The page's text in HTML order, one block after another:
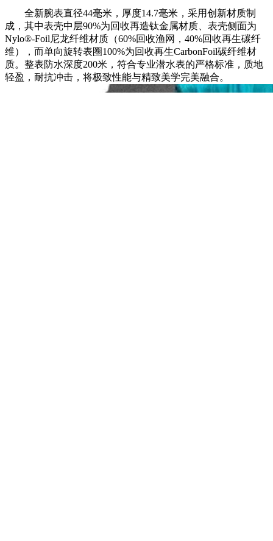
全新腕表直径44毫米，厚度14.7毫米，采用创新材质制
成，其中表壳中层90%为回收再造钛金属材质、表壳侧面为
Nylo®-Foil尼龙纤维材质（60%回收渔网，40%回收再生碳纤
维），而单向旋转表圈100%为回收再生CarbonFoil碳纤维材
质。整表防水深度200米，符合专业潜水表的严格标准，质地
轻盈，耐抗冲击，将极致性能与精致美学完美融合。